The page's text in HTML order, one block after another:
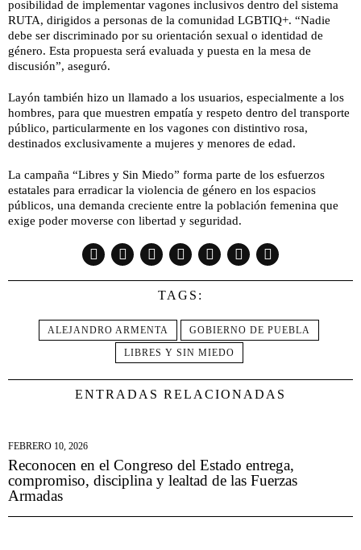
posibilidad de implementar vagones inclusivos dentro del sistema
RUTA, dirigidos a personas de la comunidad LGBTIQ+. “Nadie
debe ser discriminado por su orientación sexual o identidad de
género. Esta propuesta será evaluada y puesta en la mesa de
discusión”, aseguró.
Layón también hizo un llamado a los usuarios, especialmente a los
hombres, para que muestren empatía y respeto dentro del transporte
público, particularmente en los vagones con distintivo rosa,
destinados exclusivamente a mujeres y menores de edad.
La campaña “Libres y Sin Miedo” forma parte de los esfuerzos
estatales para erradicar la violencia de género en los espacios
públicos, una demanda creciente entre la población femenina que
exige poder moverse con libertad y seguridad.
TAGS:
ALEJANDRO ARMENTA
GOBIERNO DE PUEBLA
LIBRES Y SIN MIEDO
ENTRADAS RELACIONADAS
FEBRERO 10, 2026
Reconocen en el Congreso del Estado entrega,
compromiso, disciplina y lealtad de las Fuerzas
Armadas